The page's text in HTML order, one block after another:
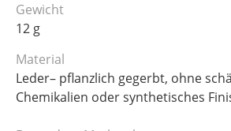
Gewicht
12 g
Material
Leder– pflanzlich gegerbt, ohne
Chemikalien oder synthetisches